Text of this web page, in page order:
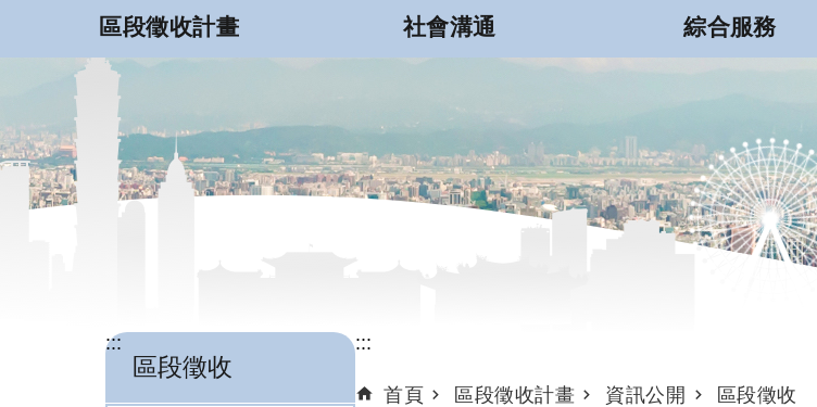
區段徵收計畫 社會溝通 綜合服務
:::
區段徵收
:::
首頁 區段徵收計畫 資訊公開
區段徵收